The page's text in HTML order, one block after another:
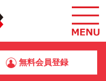
無料会員登録